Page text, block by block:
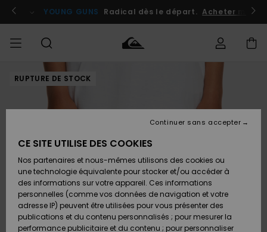
l'information
le
Se connecter / s'inscrire
YOUNG GUNS Radical dès le départ. Acheter
HOMME Vêtements
Chaussures
& Tongs
Surf
Vêtements
Chaussures
& Tongs
Surf
FEMME
Shop
A
Découvrir
Snow
SURF
Surf
Surf
Shop
Enfant
Highlights
SNOW
Snow
Snow
Shop
Enfant
Snow
Shop
Outlet
Enfant
Outlet
Femme
Accéder à
Retours
Paiement
Carte
RUPTURE DE STOCK
CE SITE UTILISE DES COOKIES
Nos partenaires et nous-mêmes utilisons des cookies ou
une technologie équivalente pour stocker et/ou accéder à
des informations sur votre appareil. Ces informations
personnelles (comme vos données de navigation et votre
adresse IP) peuvent être utilisées pour vous présenter des
publications et du contenu personnalisés ; pour mesurer la
performance publicitaire et du contenu ; pour personnaliser
Continuer sans accepter